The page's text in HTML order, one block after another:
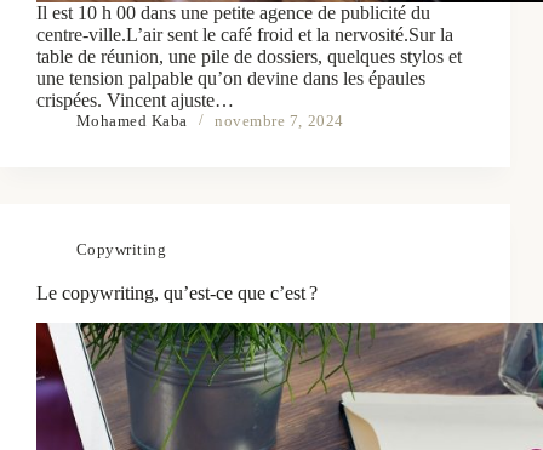
Il est 10 h 00 dans une petite agence de publicité du
centre-ville.L’air sent le café froid et la nervosité.Sur la
table de réunion, une pile de dossiers, quelques stylos et
une tension palpable qu’on devine dans les épaules
crispées. Vincent ajuste…
Mohamed Kaba novembre 7, 2024
Copywriting
Le copywriting, qu’est-ce que c’est ?